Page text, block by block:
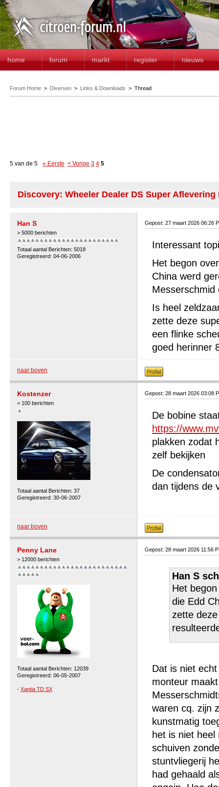
home forum markt register nieuws
Forum Home > Diversen > Links & Downloads > Thread
5 van de 5 « Eerste < Vorige 3 4 5
Discovery: Wheeler Dealer DS Super Aflevering
Han S
> 5000 berichten
Totaal aantal Berichten: 5018
Geregistreerd: 04-06-2006
Gepost: 27 maart 2026 06:26
Interessant
Het begon
China werd
Messerschmid
Is heel
zette deze
een flinke
goed herinner
naar boven
Kostenzer
< 100 berichten
Totaal aantal Berichten: 37
Geregistreerd: 30-06-2007
Gepost: 28 maart 2026 03:08
De bobine
https://
plakken zodat
zelf bekijken
De
dan tijdens de
naar boven
Penny Lane
> 12000 berichten
Totaal aantal Berichten: 12039
Geregistreerd: 06-05-2007
- Xantia TD SX
Gepost: 28 maart 2026 11:56
Han S
Het
die Edd
zette
Dat is niet
monteur
waren cq. zijn
kunstmatig
het is niet heel
schuiven
stuntvliegerij
had gehaald